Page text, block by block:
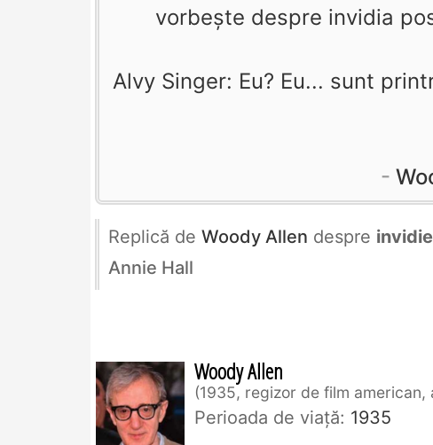
vorbeşte despre invidia
Alvy Singer: Eu? Eu... sunt
Replică de Woody Allen despre invidie
Annie Hall
Woody Allen
1935, regizor de film
Perioada de viaţă: 1935